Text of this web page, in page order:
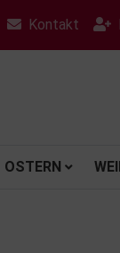
Kontakt
OSTERN